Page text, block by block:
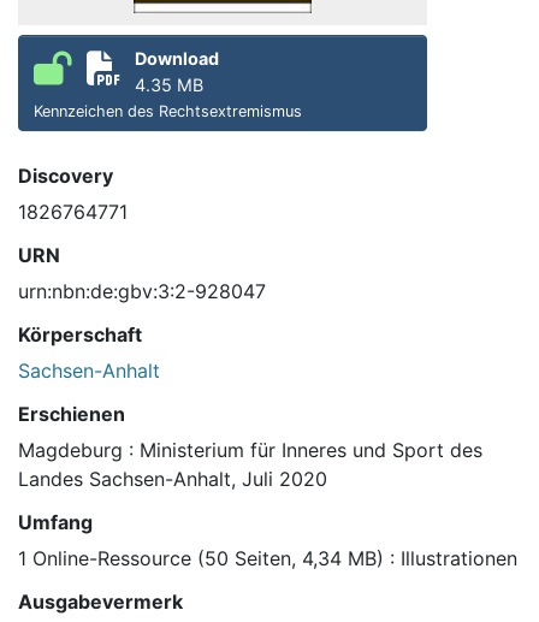
Download
4.35 MB
Kennzeichen des Rechtsextremismus
Discovery
1826764771
URN
urn:nbn:de:gbv:3:2-928047
Körperschaft
Sachsen-Anhalt
Erschienen
Magdeburg : Ministerium für Inneres und Sport des
Landes Sachsen-Anhalt, Juli 2020
Umfang
1 Online-Ressource (50 Seiten, 4,34 MB) : Illustrationen
Ausgabevermerk